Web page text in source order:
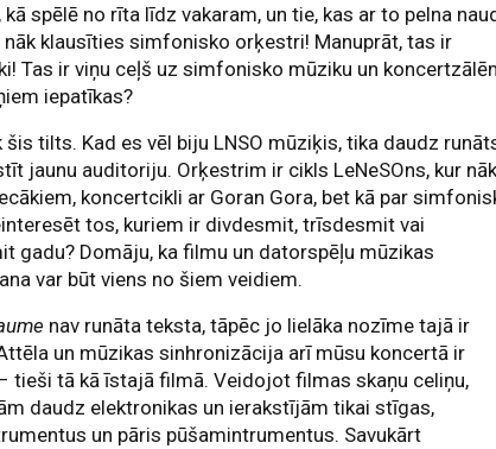
kā spēlē no rīta līdz vakaram, un tie, kas ar to pelna
nāk klausīties simfonisko orķestri! Manuprāt, tas ir
Tas ir viņu ceļš uz simfonisko mūziku un
iepatīkas?
šis tilts. Kad es vēl biju LNSO mūziķis, tika daudz
jaunu auditoriju. Orķestrim ir cikls LeNeSOns, kur
koncertcikli ar Goran Gora, bet kā par
tos, kuriem ir divdesmit, trīsdesmit vai
gadu? Domāju, ka filmu un datorspēļu mūzikas
var būt viens no šiem veidiem.
nav runāta teksta, tāpēc jo lielāka nozīme tajā ir
un mūzikas sinhronizācija arī mūsu koncertā ir
tieši tā kā īstajā filmā. Veidojot filmas skaņu celiņu,
daudz elektronikas un ierakstījām tikai stīgas,
un pāris pūšamintrumentus. Savukārt